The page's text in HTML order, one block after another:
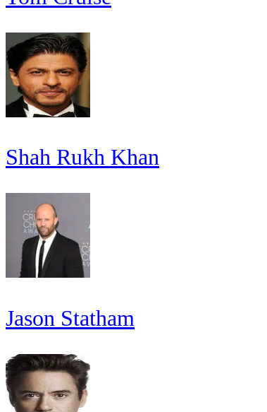
Shah Rukh Khan
Jason Statham